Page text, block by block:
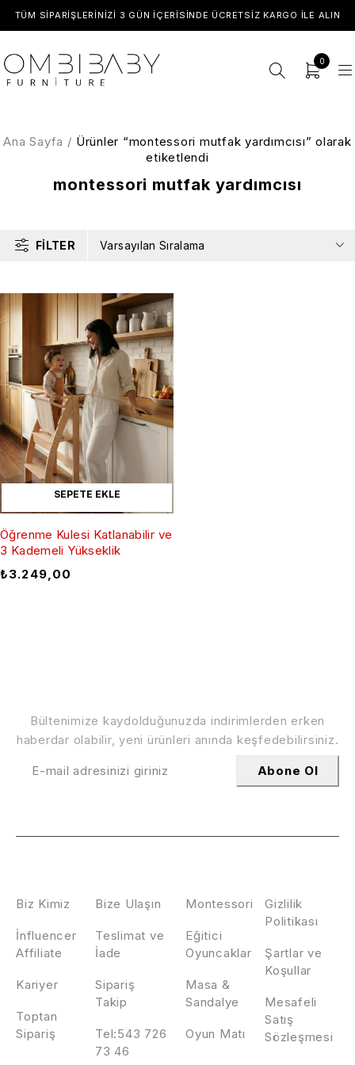
TÜM SIPARIŞLERINIZI 3 GÜN İÇERISINDE ÜCRETSIZ KARGO ILE ALIN
0
montessori mutfak yardımcısı
Ana Sayfa / Ürünler “montessori mutfak yardımcısı” olarak
etiketlendi
FILTER Varsayılan Sıralama
SEPETE EKLE
Öğrenme Kulesi Katlanabilir ve
3 Kademeli Yükseklik
₺3.249,00
Bültenimize kaydolduğunuzda indirimlerden erken
haberdar olabilir, yeni ürünleri anında keşfedebilirsiniz.
Abone Ol
Bize Ulaşın
Teslimat ve
İade
Sipariş
Takip
Tel:543 726
73 46
Montessori
Eğitici
Oyuncaklar
Masa &
Sandalye
Oyun Matı
Biz Kimiz
İnfluencer
Affiliate
Kariyer
Toptan
Sipariş
Gizlilik
Politikası
Şartlar ve
Koşullar
Mesafeli
Satış
Sözleşmesi